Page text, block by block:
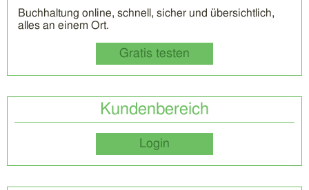
Buchhaltung online, schnell, sicher und übersichtlich,
alles an einem Ort.
Gratis testen
Kundenbereich
Login